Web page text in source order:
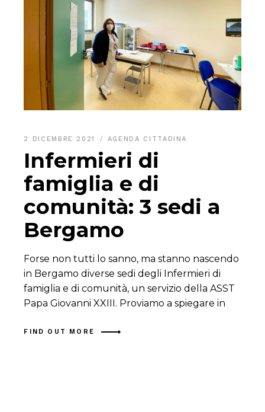
2 DICEMBRE 2021 AGENDA CITTADINA
Infermieri di
famiglia e di
comunità: 3 sedi a
Bergamo
Forse non tutti lo sanno, ma stanno nascendo
in Bergamo diverse sedi degli Infermieri di
famiglia e di comunità, un servizio della ASST
Papa Giovanni XXIII. Proviamo a spiegare in
FIND OUT MORE